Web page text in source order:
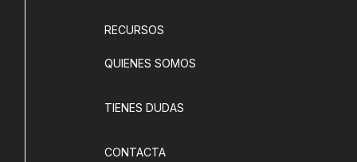
RECURSOS
QUIENES SOMOS
TIENES DUDAS
CONTACTA